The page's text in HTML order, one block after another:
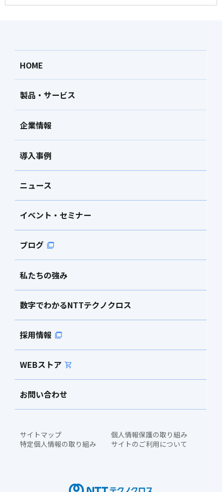
HOME
製品・サービス
企業情報
導入事例
ニュース
イベント・セミナー
ブログ
私たちの強み
数字でわかるNTTテクノクロス
採用情報
WEBストア
お問い合わせ
サイトマップ
個人情報保護の取り組み
特定個人情報の取り組み
サイトのご利用について